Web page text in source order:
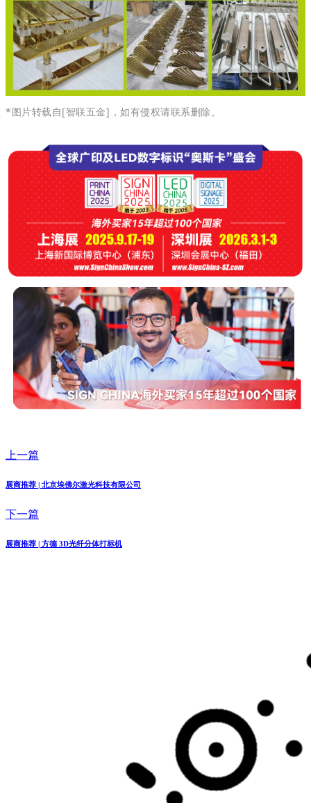
*图片转载自[智联五金] ，如有侵权请联系删除。
上一篇
展商推荐 | 北京埃佛尔激光科技有限公司
下一篇
展商推荐 | 方德 3D光纤分体打标机